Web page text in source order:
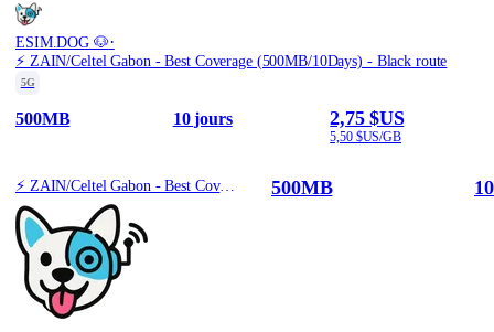
ESIM.DOG 🐶·
⚡️ ZAIN/Celtel Gabon - Best Coverage (500MB/10Days) - Black route
5G
500MB 10 jours 2,75 $US
5,50 $US/GB
⚡️ ZAIN/Celtel Gabon - Best Coverage (500MB/10Days) - Black route 500MB